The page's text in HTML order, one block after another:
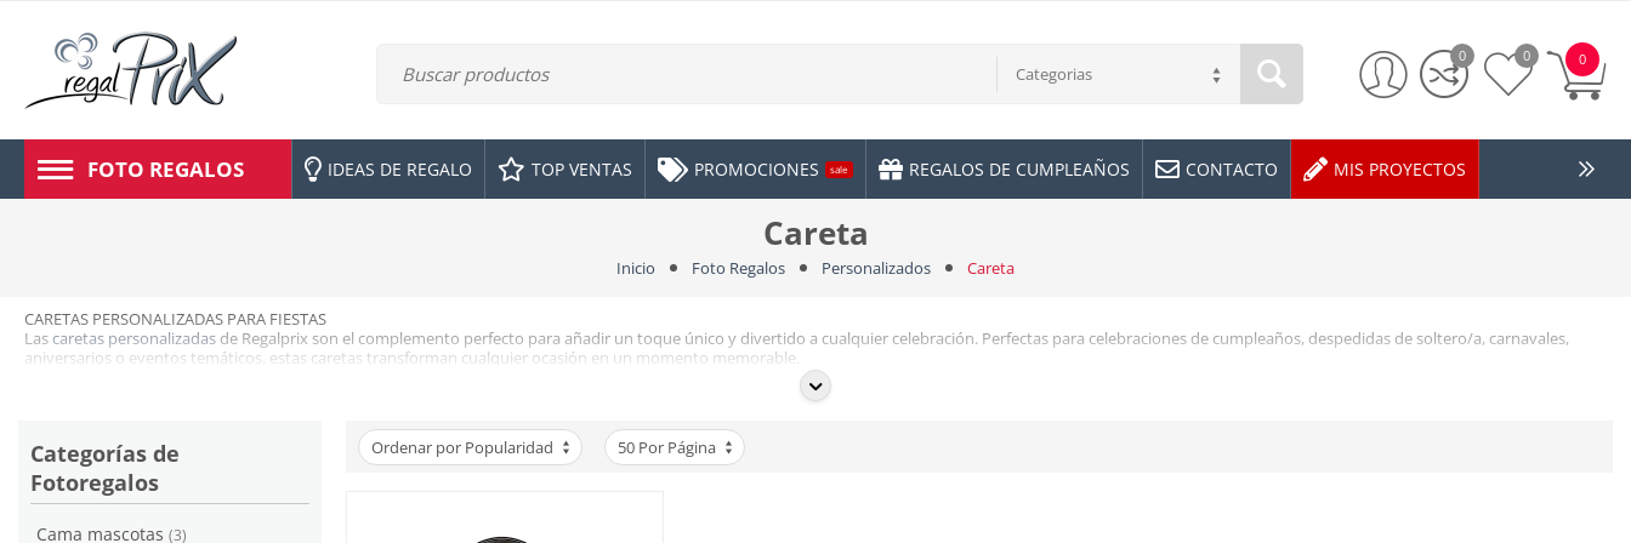
Categorias
0
0 0
FOTO REGALOS IDEAS DE REGALO TOP VENTAS PROMOCIONES sale REGALOS DE CUMPLEAÑOS CONTACTO MIS PROYECTOS
Careta
Inicio Foto Regalos Personalizados Careta
CARETAS PERSONALIZADAS PARA FIESTAS
Lascaretas personalizadas de Regalprix son el complemento perfecto para añadir un toque único y divertido a cualquier celebración. Perfectas para celebraciones de cumpleaños, despedidas de soltero/a, carnavales,
aniversarios o eventos temáticos, estas caretas transforman cualquier ocasión en un momento memorable.
Fabricadas en cartulina gráfica de alta calidad nuestras caretas personalizadas ofrecen una apariencia profesional y duradera.
, haciendo de cada una una pieza exclusiva. ¡Crea tus caretas en solo unos clicks!
Categorías de
Fotoregalos
Cama mascotas (3)
Ordenar por Popularidad 50 Por Página